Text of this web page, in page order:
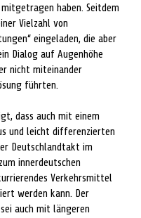
haben. Seitdem
Vielzahl von
eingeladen, die aber
Dialog auf Augenhöhe
nicht miteinander
führten.
dass auch mit einem
und leicht differenzierten
Deutschlandtakt im
innerdeutschen
Verkehrsmittel
werden kann. Der
auch mit längeren